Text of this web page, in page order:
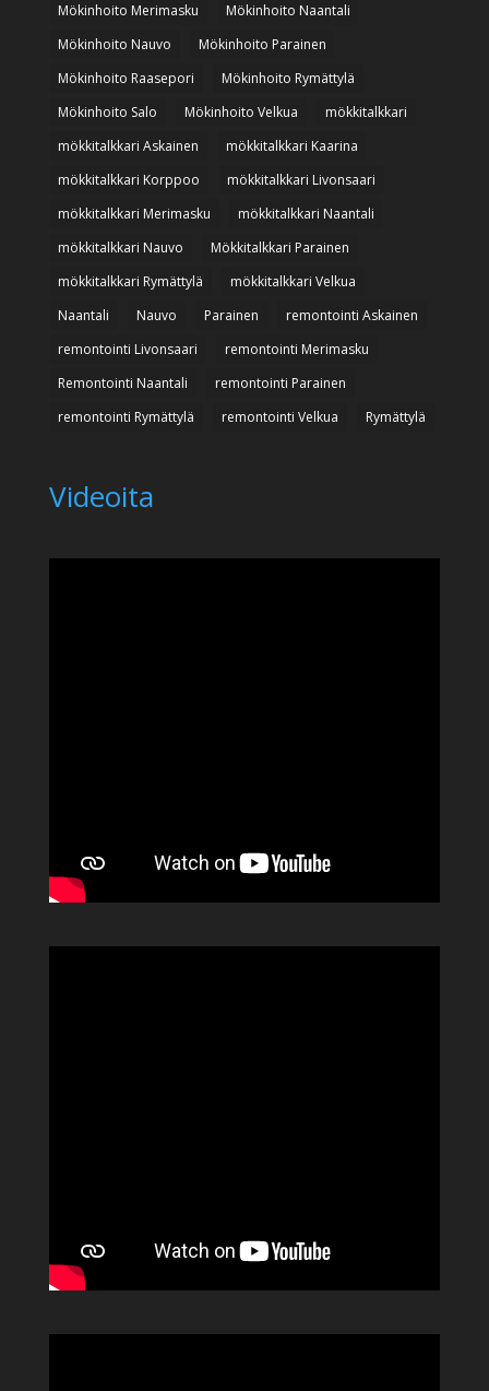
Mökinhoito Merimasku
Mökinhoito Naantali
Mökinhoito Nauvo
Mökinhoito Parainen
Mökinhoito Raasepori
Mökinhoito Rymättylä
Mökinhoito Salo
Mökinhoito Velkua
mökkitalkkari
mökkitalkkari Askainen
mökkitalkkari Kaarina
mökkitalkkari Korppoo
mökkitalkkari Livonsaari
mökkitalkkari Merimasku
mökkitalkkari Naantali
mökkitalkkari Nauvo
Mökkitalkkari Parainen
mökkitalkkari Rymättylä
mökkitalkkari Velkua
Naantali
Nauvo Parainen
remontointi Askainen
remontointi Livonsaari
remontointi Merimasku
Remontointi Naantali
remontointi Parainen
remontointi Rymättylä
remontointi Velkua Rymättylä
Videoita